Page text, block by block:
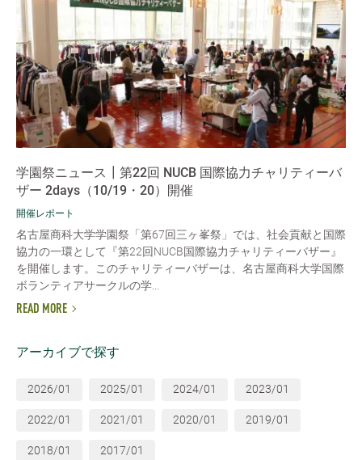
学園祭ニュース┃第22回 NUCB 国際協力チャリティーバ
ザー 2days（10/19・20）開催
開催レポート
名古屋商科大学学園祭「第67回三ヶ峯祭」では、社会貢献と国際
協力の一環として『第22回NUCB国際協力チャリティーバザー』
を開催します。このチャリティーバザーは、名古屋商科大学国際
ボランティアサークルの学...
READ MORE
アーカイブで探す
2026/01 2025/01 2024/01 2023/01
2022/01 2021/01 2020/01 2019/01
2018/01 2017/01